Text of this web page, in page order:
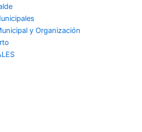
y Organización